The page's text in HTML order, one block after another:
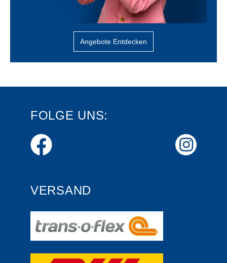
Angebote Entdecken
FOLGE UNS:
VERSAND